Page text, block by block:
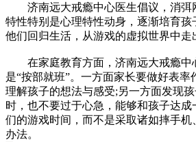
济南远大戒瘾中心医生倡议，消弭
特性特别是心理特性动身，逐渐培育孩
他们回归生活，从游戏的虚拟世界中走
在家庭教育方面，济南远大戒瘾中
是“按部就班”。一方面家长要做好表率
理解孩子的想法与感受;另一方面发现
时，也不要过于心急，能够和孩子达
们的游戏时间，而不是采取诸如摔手机
办法。